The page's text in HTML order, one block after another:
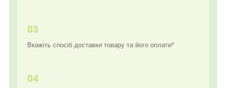
03
Вкажіть спосіб доставки товару та його оплати*
04